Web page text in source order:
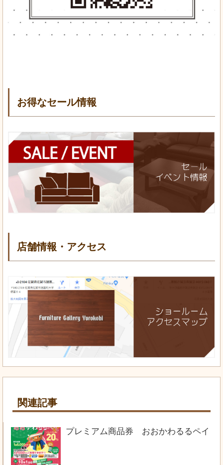
お得なセール情報
店舗情報・アクセス
関連記事
プレミアム商品券 おおかわるるペイ